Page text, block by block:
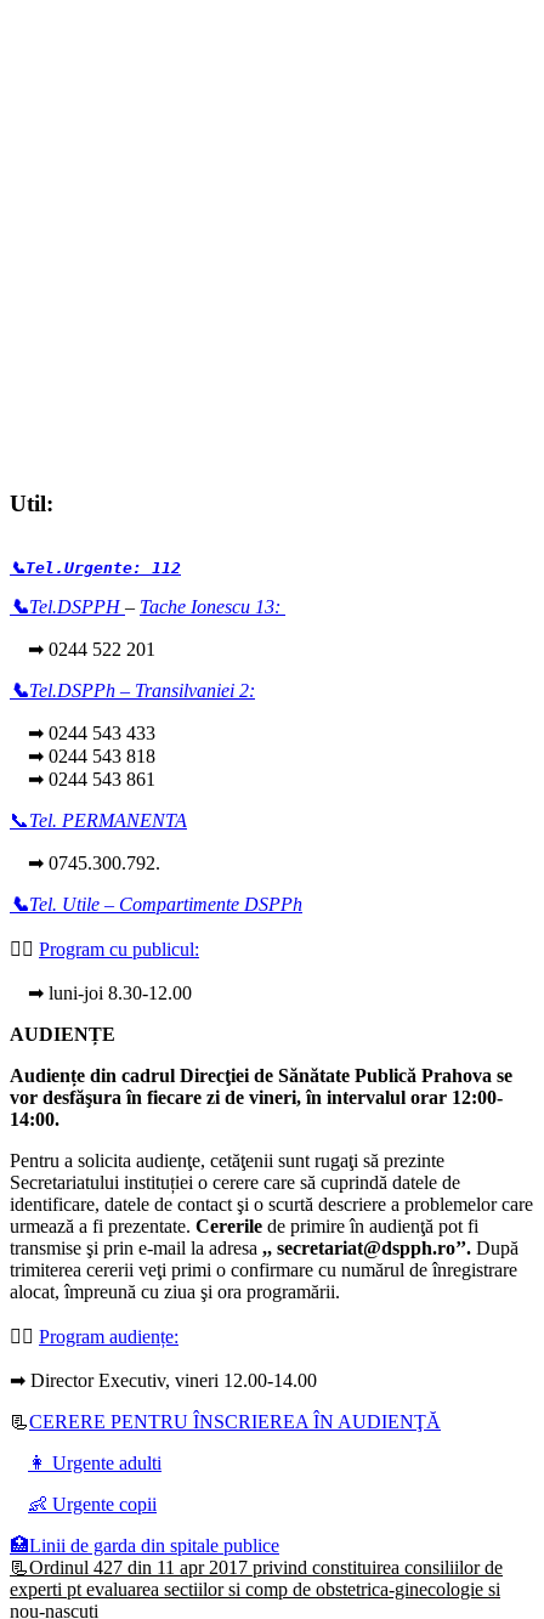
Util:
📞Tel.Urgente: 112
📞Tel.DSPPH– Tache Ionescu 13:
➡ 0244 522 201
📞Tel.DSPPh – Transilvaniei 2:
➡ 0244 543 433
➡ 0244 543 818
➡ 0244 543 861
📞Tel. PERMANENTA
➡ 0745.300.792.
📞Tel. Utile – Compartimente DSPPh
👩‍⚕️ Program cu publicul:
➡ luni-joi 8.30-12.00
AUDIENȚE
Audiențe din cadrul Direcţiei de Sănătate Publică Prahova se
vor desfăşura în fiecare zi de vineri, în intervalul orar 12:00-
14:00.
Pentru a solicita audienţe, cetăţenii sunt rugaţi să prezinte
Secretariatului instituției o cerere care să cuprindă datele de
identificare, datele de contact şi o scurtă descriere a problemelor care
urmează a fi prezentate. Cererile de primire în audienţă pot fi
transmise şi prin e-mail la adresa ,, secretariat@dspph.ro’’. După
trimiterea cererii veţi primi o confirmare cu numărul de înregistrare
alocat, împreună cu ziua şi ora programării.
👩‍⚕️ Program audiențe:
➡ Director Executiv, vineri 12.00-14.00
📃CERERE PENTRU ÎNSCRIEREA ÎN AUDIENŢĂ
👩 Urgente adulti
👶 Urgente copii
🏥Linii de garda din spitale publice
📃Ordinul 427 din 11 apr 2017 privind constituirea consiliilor de
experti pt evaluarea sectiilor si comp de obstetrica-ginecologie si
nou-nascuti